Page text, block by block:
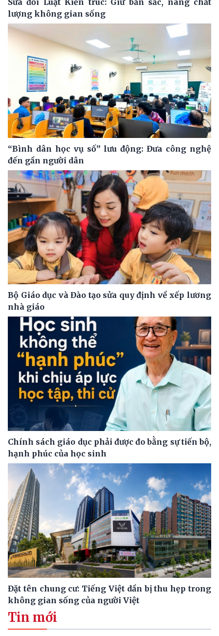
Sửa đổi Luật Kiến trúc: Giữ bản sắc, nâng chất
lượng không gian sống
“Bình dân học vụ số” lưu động: Đưa công nghệ
đến gần người dân
Bộ Giáo dục và Đào tạo sửa quy định về xếp lương
nhà giáo
Chính sách giáo dục phải được đo bằng sự tiến bộ,
hạnh phúc của học sinh
Đặt tên chung cư: Tiếng Việt dần bị thu hẹp trong
không gian sống của người Việt
Tin mới